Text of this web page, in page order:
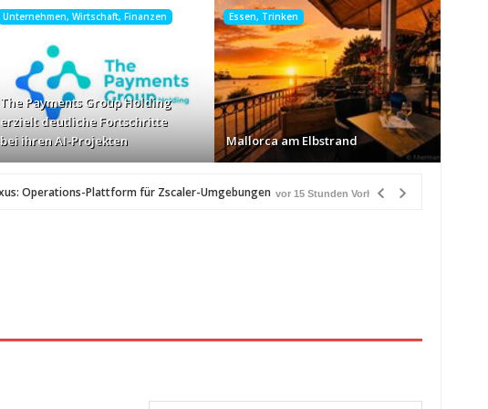
Unternehmen, Wirtschaft, Finanzen
The Payments Group Holding
erzielt deutliche Fortschritte
bei ihren AI-Projekten
Essen, Trinken
Mallorca am Elbstrand
Operations-Plattform für Zscaler-Umgebungen vor 15 Stunden Vorher